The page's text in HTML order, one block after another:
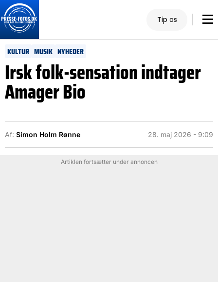
Tip os
KULTUR MUSIK NYHEDER
Irsk folk-sensation indtager
Amager Bio
Af: Simon Holm Rønne 28. maj 2026 - 9:09
Artiklen fortsætter under annoncen